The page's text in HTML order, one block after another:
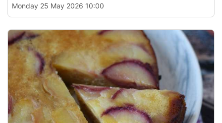
Monday 25 May 2026 10:00